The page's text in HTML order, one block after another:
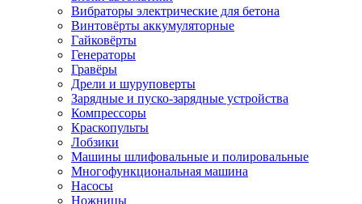
Вибраторы электрические для бетона
Винтовёрты аккумуляторные
Гайковёрты
Генераторы
Гравёры
Дрели и шуруповерты
Зарядные и пуско-зарядные устройства
Компрессоры
Краскопульты
Лобзики
Машины шлифовальные и полировальные
Многофункциональная машина
Насосы
Ножницы